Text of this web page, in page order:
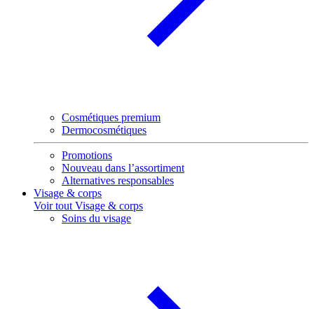
Cosmétiques premium
Dermocosmétiques
Promotions
Nouveau dans l’assortiment
Alternatives responsables
Visage & corps
Voir tout Visage & corps
Soins du visage